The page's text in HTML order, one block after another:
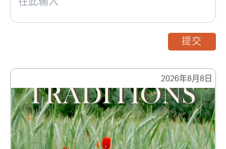
2026年8月8日
提交